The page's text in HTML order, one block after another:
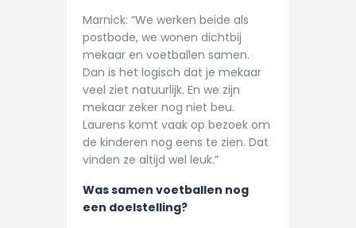
Marnick: “We werken beide als
postbode, we wonen dichtbij
mekaar en voetballen samen.
Dan is het logisch dat je mekaar
veel ziet natuurlijk. En we zijn
mekaar zeker nog niet beu.
Laurens komt vaak op bezoek om
de kinderen nog eens te zien. Dat
vinden ze altijd wel leuk.”
Was samen voetballen nog
een doelstelling?